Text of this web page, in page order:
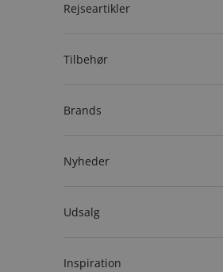
Rejseartikler
Tilbehør
Brands
Nyheder
Udsalg
Inspiration